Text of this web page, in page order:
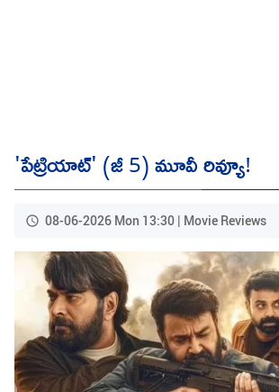
'పేట్రియాట్' (జీ 5) మూవీ రివ్యూ!
08-06-2026 Mon 13:30 | Movie Reviews